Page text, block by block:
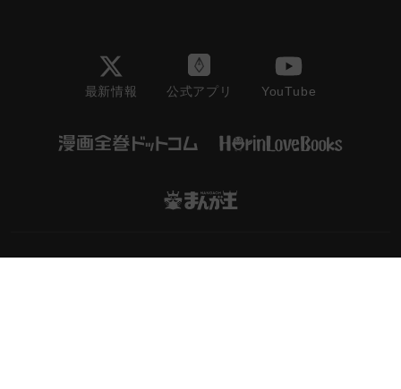
最新情報 公式アプリ YouTube